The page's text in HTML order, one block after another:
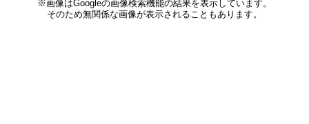
※画像はGoogleの画像検索機能の結果を表示しています。
そのため無関係な画像が表示されることもあります。